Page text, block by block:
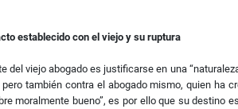
establecido con el viejo y su ruptura
del viejo abogado es justificarse en una
también contra el abogado mismo, quien ha
moralmente bueno”, es por ello que su